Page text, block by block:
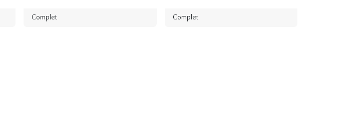
Complet Complet